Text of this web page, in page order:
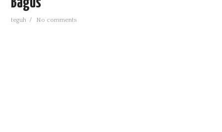
INFO TEKNOLOGI
teguh / No comments